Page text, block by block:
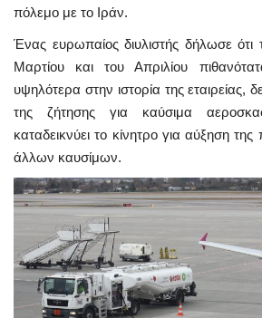
πόλεμο με το Ιράν.
Ένας ευρωπαίος διυλιστής δήλωσε ότι
Μαρτίου και του Απριλίου
υψηλότερα στην ιστορία της εταιρείας,
της ζήτησης για καύσιμα
καταδεικνύει το κίνητρο για αύξηση
άλλων καυσίμων.